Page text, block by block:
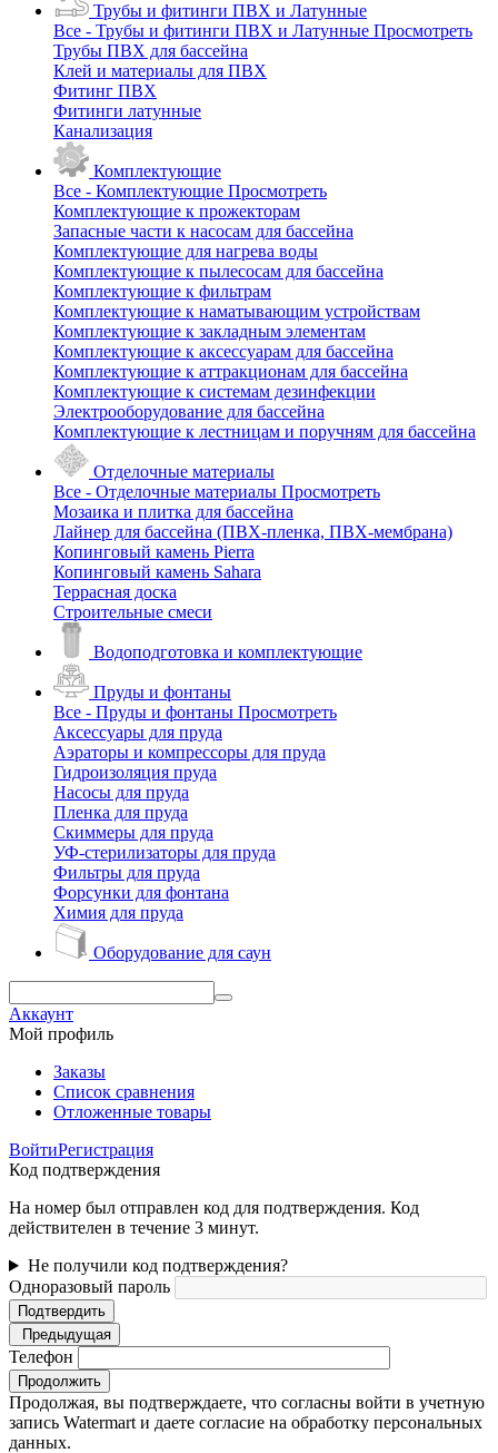
Трубы и фитинги ПВХ и Латунные
Все - Трубы и фитинги ПВХ и Латунные Просмотреть
Трубы ПВХ для бассейна
Клей и материалы для ПВХ
Фитинг ПВХ
Фитинги латунные
Канализация
Комплектующие
Все - Комплектующие Просмотреть
Комплектующие к прожекторам
Запасные части к насосам для бассейна
Комплектующие для нагрева воды
Комплектующие к пылесосам для бассейна
Комплектующие к фильтрам
Комплектующие к наматывающим устройствам
Комплектующие к закладным элементам
Комплектующие к аксессуарам для бассейна
Комплектующие к аттракционам для бассейна
Комплектующие к системам дезинфекции
Электрооборудование для бассейна
Комплектующие к лестницам и поручням для бассейна
Отделочные материалы
Все - Отделочные материалы Просмотреть
Мозаика и плитка для бассейна
Лайнер для бассейна (ПВХ-пленка, ПВХ-мембрана)
Копинговый камень Pierra
Копинговый камень Sahara
Террасная доска
Строительные смеси
Водоподготовка и комплектующие
Пруды и фонтаны
Все - Пруды и фонтаны Просмотреть
Аксессуары для пруда
Аэраторы и компрессоры для пруда
Гидроизоляция пруда
Насосы для пруда
Пленка для пруда
Скиммеры для пруда
УФ-стерилизаторы для пруда
Фильтры для пруда
Форсунки для фонтана
Химия для пруда
Оборудование для саун
Аккаунт
Мой профиль
Заказы
Список сравнения
Отложенные товары
ВойтиРегистрация
Код подтверждения
На номер был отправлен код для подтверждения. Код
действителен в течение 3 минут.
Не получили код подтверждения?
Одноразовый пароль
Подтвердить
Предыдущая
Телефон
Продолжить
Продолжая, вы подтверждаете, что согласны войти в учетную
запись Watermart и даете согласие на обработку персональных
данных.